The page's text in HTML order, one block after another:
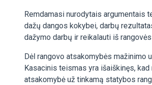
Remdamasi nurodytais argumentais
dažų dangos kokybei, darbų
dažymo darbų ir reikalauti iš
Dėl rangovo atsakomybės mažinimo
Kasacinis teismas yra išaiškinęs,
atsakomybė už tinkamą statybos